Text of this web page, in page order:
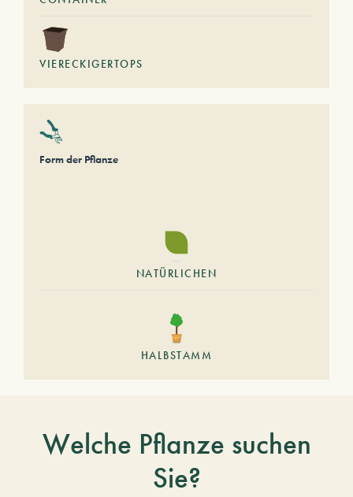
VIERECKIGERTOPS
Form der Pflanze
NATÜRLICHEN
HALBSTAMM
Welche Pflanze suchen
Sie?